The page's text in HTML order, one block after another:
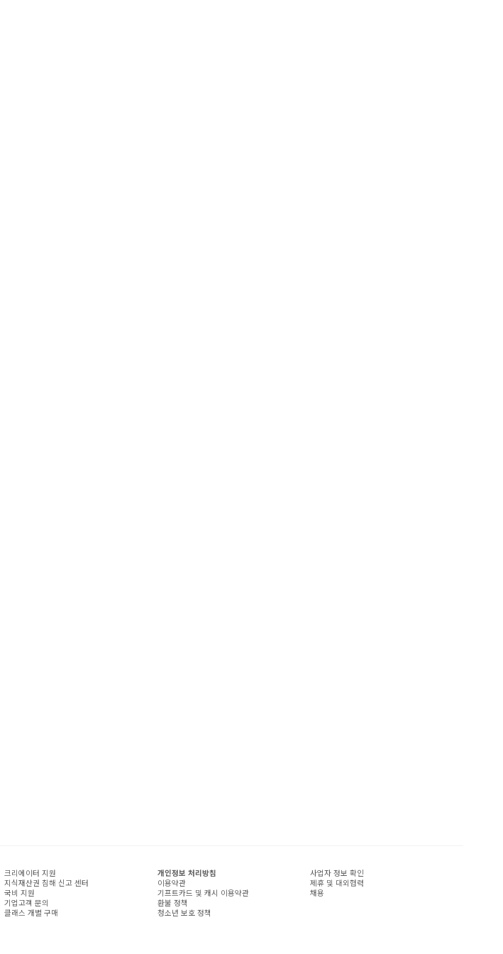
크리에이터 지원
지식재산권 침해 신고 센터
국비 지원
기업고객 문의
클래스 개별 구매
개인정보 처리방침
이용약관
기프트카드 및 캐시 이용약관
환불 정책
청소년 보호 정책
사업자 정보 확인
제휴 및 대외협력
채용